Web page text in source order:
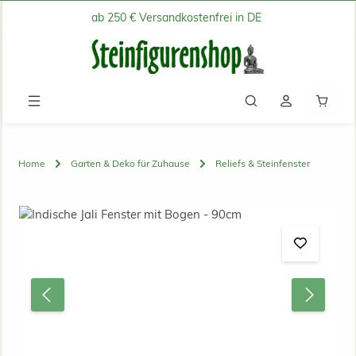
Zum Hauptinhalt springenab 250 € Versandkostenfrei in DE
Home Garten & Deko für Zuhause Reliefs & Steinfenster
Bildergalerie überspringen